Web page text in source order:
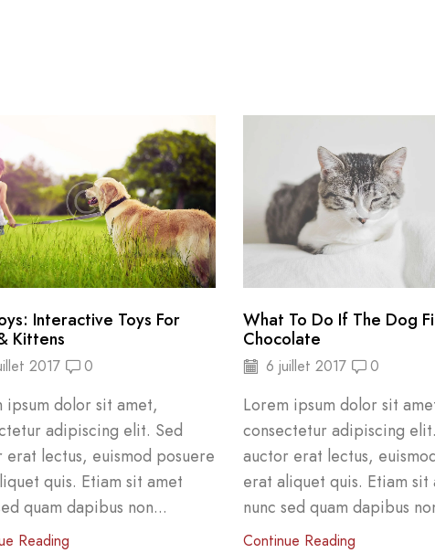
Interactive Toys For
Kittens
2017 0
ipsum dolor sit amet,
adipiscing elit. Sed
erat lectus, euismod posuere
quis. Etiam sit amet
quam dapibus non...
Reading
What To Do If The Dog
Chocolate
6 juillet 2017 0
Lorem ipsum dolor sit
consectetur adipiscing
auctor erat lectus,
erat aliquet quis. Etiam sit
nunc sed quam dapibus
Continue Reading